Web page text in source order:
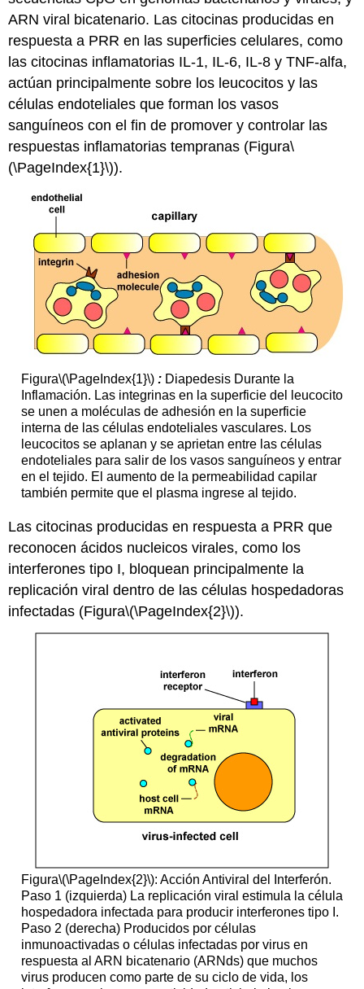
ARN viral bicatenario. Las citocinas producidas en
respuesta a PRR en las superficies celulares, como
las citocinas inflamatorias IL-1, IL-6, IL-8 y TNF-alfa,
actúan principalmente sobre los leucocitos y las
células endoteliales que forman los vasos
sanguíneos con el fin de promover y controlar las
respuestas inflamatorias tempranas (Figura\
(\PageIndex{1}\)).
Figura\(\PageIndex{1}\) :Diapedesis Durante la
Inflamación. Las integrinas en la superficie del leucocito
se unen a moléculas de adhesión en la superficie
interna de las células endoteliales vasculares. Los
leucocitos se aplanan y se aprietan entre las células
endoteliales para salir de los vasos sanguíneos y entrar
en el tejido. El aumento de la permeabilidad capilar
también permite que el plasma ingrese al tejido.
Las citocinas producidas en respuesta a PRR que
reconocen ácidos nucleicos virales, como los
interferones tipo I, bloquean principalmente la
replicación viral dentro de las células hospedadoras
infectadas (Figura\(\PageIndex{2}\)).
Figura\(\PageIndex{2}\): Acción Antiviral del Interferón.
Paso 1 (izquierda)La replicación viral estimula la célula
hospedadora infectada para producir interferones tipo I.
Paso 2 (derecha) Producidos por células
inmunoactivadas o células infectadas por virus en
respuesta al ARN bicatenario (ARNds) que muchos
virus producen como parte de su ciclo de vida, los